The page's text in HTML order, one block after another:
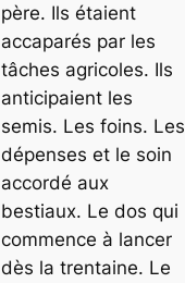
père. Ils étaient
accaparés par les
tâches agricoles. Ils
anticipaient les
semis. Les foins. Les
dépenses et le soin
accordé aux
bestiaux. Le dos qui
commence à lancer
dès la trentaine. Le